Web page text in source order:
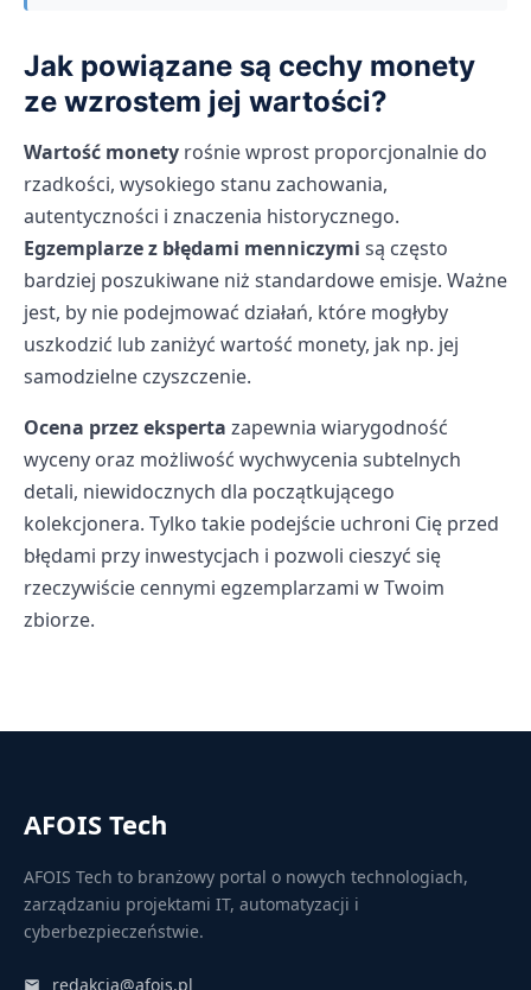
Jak powiązane są cechy monety
ze wzrostem jej wartości?
Wartość monety rośnie wprost proporcjonalnie do
rzadkości, wysokiego stanu zachowania,
autentyczności i znaczenia historycznego.
Egzemplarze z błędami menniczymi są często
bardziej poszukiwane niż standardowe emisje. Ważne
jest, by nie podejmować działań, które mogłyby
uszkodzić lub zaniżyć wartość monety, jak np. jej
samodzielne czyszczenie.
Ocena przez eksperta zapewnia wiarygodność
wyceny oraz możliwość wychwycenia subtelnych
detali, niewidocznych dla początkującego
kolekcjonera. Tylko takie podejście uchroni Cię przed
błędami przy inwestycjach i pozwoli cieszyć się
rzeczywiście cennymi egzemplarzami w Twoim
zbiorze.
AFOIS Tech
AFOIS Tech to branżowy portal o nowych technologiach,
zarządzaniu projektami IT, automatyzacji i
cyberbezpieczeństwie.
redakcja@afois.pl